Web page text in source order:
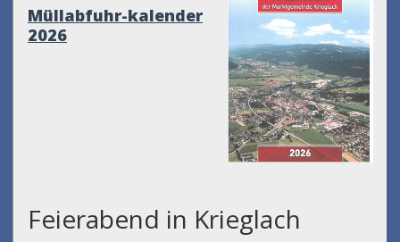
Müllabfuhr-kalender
2026
Feierabend in Krieglach